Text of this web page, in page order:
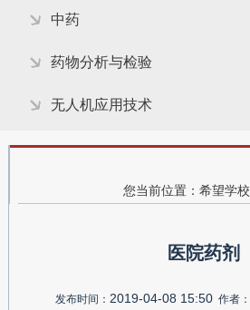
中药
药物分析与检验
无人机应用技术
您当前位置：希望学校
医院药剂
发布时间： 2019-04-08 15:50作者：